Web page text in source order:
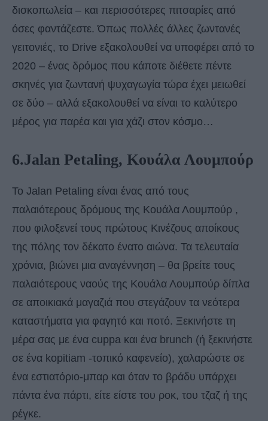
δισκοπωλεία – και περισσότερες πιτσαρίες από
όσες φαντάζεστε. Όπως πολλές άλλες ζωντανές
γειτονιές, το Drive εξακολουθεί να υποφέρει από το
2020 – ένας δρόμος που κάποτε διέθετε πέντε
σκηνές για ζωντανή ψυχαγωγία τώρα έχει μειωθεί
σε δύο – αλλά εξακολουθεί να είναι το καλύτερο
μέρος για παρέα και για χάζι στον κόσμο…
6.Jalan Petaling, Κουάλα Λουμπούρ
Το Jalan Petaling είναι ένας από τους
παλαιότερους δρόμους της Κουάλα Λουμπούρ ,
που φιλοξενεί τους πρώτους Κινέζους αποίκους
της πόλης τον δέκατο ένατο αιώνα. Τα τελευταία
χρόνια, βιώνει μια αναγέννηση – θα βρείτε τους
παλαιότερους ναούς της Κουάλα Λουμπούρ δίπλα
σε αποικιακά μαγαζιά που στεγάζουν τα νεότερα
καταστήματα για φαγητό και ποτό. Ξεκινήστε τη
μέρα σας με ένα cuppa και ένα brunch (ή ξεκινήστε
σε ένα kopitiam -τοπικό καφενείο), χαλαρώστε σε
ένα εστιατόριο-μπαρ και όταν το βράδυ υπάρχει
πάντα ένα πάρτι, είτε είστε του ροκ, του τζαζ ή της
ρέγκε.